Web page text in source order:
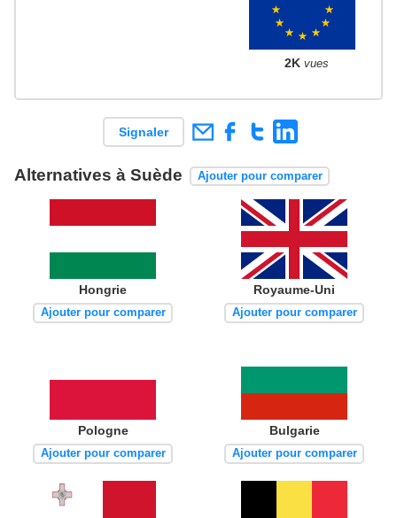
2K vues
Signaler
Alternatives à Suède Ajouter pour comparer
Hongrie
Ajouter pour comparer
Royaume-Uni
Ajouter pour comparer
Pologne
Ajouter pour comparer
Bulgarie
Ajouter pour comparer